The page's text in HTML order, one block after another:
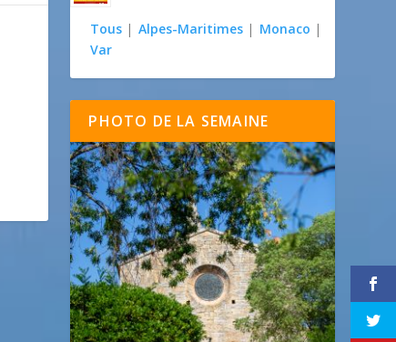
Tous | Alpes-Maritimes | Monaco |
Var
PHOTO DE LA SEMAINE